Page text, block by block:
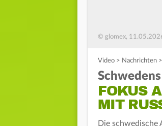
© glomex,
Video > Nachrichten >
FOKUS
MIT
Die schwedische